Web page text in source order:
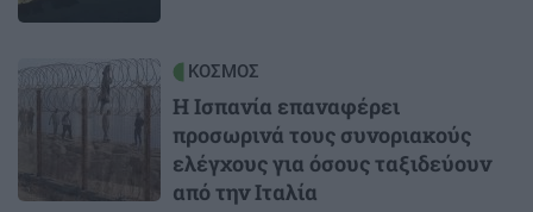
Image ΚΟΣΜΟΣ
Η Ισπανία επαναφέρει
προσωρινά τους συνοριακούς
ελέγχους για όσους ταξιδεύουν
από την Ιταλία